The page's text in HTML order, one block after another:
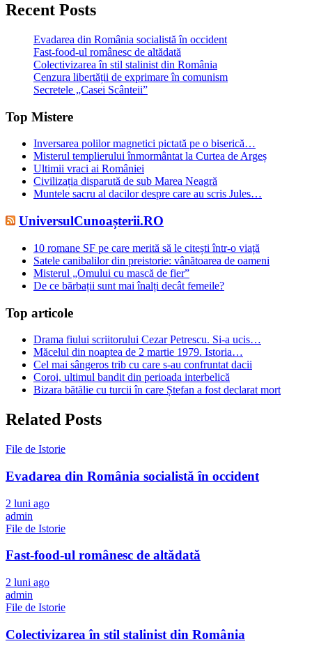
Recent Posts
Evadarea din România socialistă în occident
Fast-food-ul românesc de altădată
Colectivizarea în stil stalinist din România
Cenzura libertății de exprimare în comunism
Secretele „Casei Scânteii”
Top Mistere
Inversarea polilor magnetici pictată pe o biserică…
Misterul templierului înmormântat la Curtea de Argeș
Ultimii vraci ai României
Civilizația disparută de sub Marea Neagră
Muntele sacru al dacilor despre care au scris Jules…
UniversulCunoașterii.RO
10 romane SF pe care merită să le citești într-o viață
Satele canibalilor din preistorie: vânătoarea de oameni
Misterul „Omului cu mască de fier”
De ce bărbații sunt mai înalți decât femeile?
Top articole
Drama fiului scriitorului Cezar Petrescu. Si-a ucis…
Măcelul din noaptea de 2 martie 1979. Istoria…
Cel mai sângeros trib cu care s-au confruntat dacii
Coroi, ultimul bandit din perioada interbelică
Bizara bătălie cu turcii în care Ștefan a fost declarat mort
Related Posts
File de Istorie
Evadarea din România socialistă în occident
2 luni ago
admin
File de Istorie
Fast-food-ul românesc de altădată
2 luni ago
admin
File de Istorie
Colectivizarea în stil stalinist din România